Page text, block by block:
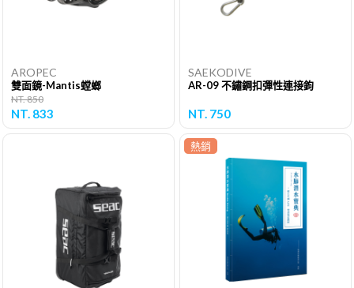
AROPEC
雙面鏡-Mantis螳螂
NT. 850
NT. 833
SAEKODIVE
AR-09 不鏽鋼扣彈性連接鉤
NT. 750
熱銷